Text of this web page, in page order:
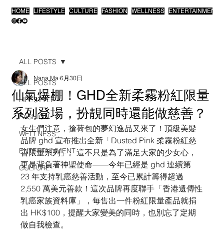
HOME LIFESTYLE CULTURE FASHION WELLNESS ENTERTAINMENT
ALL POSTS
LIFESTYLE
FASHION
WELLNESS
ENTERTAINMENT
CULTURE
ALL POSTS
仙氣爆棚！GHD全新柔霧粉紅限量
系列登場，扮靚同時還能做慈善？
Nana Ma 6月30日
女生們注意，搶荷包的夢幻逸品又來了！頂級美髮
品牌 ghd 宣布推出全新「Dusted Pink 柔霧粉紅慈
善限量系列」。這不只是為了滿足大家的少女心，
更是背負著神聖使命——今年已經是 ghd 連續第
23 年支持乳癌慈善活動，至今已累計籌得超過
2,550 萬美元善款！這次品牌再度聯手「香港遺傳性
乳癌家族資料庫」，每售出一件粉紅限量產品就捐
出 HK$100，提醒大家變美的同時，也別忘了定期
做自我檢查。